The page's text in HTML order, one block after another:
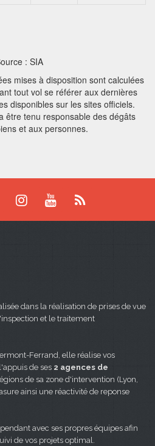
: SIA
mises à disposition sont calculées
tout vol se référer aux dernières
disponibles sur les sites officiels.
être tenu responsable des dégâts
et aux personnes.
dans la réalisation de prises de vue
et le traitement
Ferrand, elle réalise vos
de ses 2 agences de
de sa zone d'intervention (Lyon,
ainsi une réactivité de reponse
avec ses propres équipes afin
de vos projets optimal.